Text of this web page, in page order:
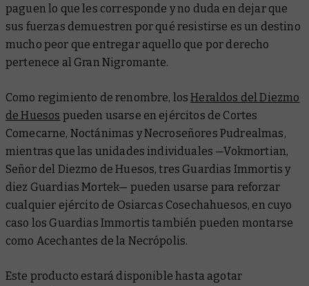
paguen lo que les corresponde y no duda en dejar que
sus fuerzas demuestren por qué resistirse es un destino
mucho peor que entregar aquello que por derecho
pertenece al Gran Nigromante.
Como regimiento de renombre, losHeraldos del Diezmo
de Huesos pueden usarse en ejércitos de Cortes
Comecarne, Noctánimas y Necroseñores Pudrealmas,
mientras que las unidades individuales —Vokmortian,
Señor del Diezmo de Huesos, tres Guardias Immortis y
diez Guardias Mortek— pueden usarse para reforzar
cualquier ejército de Osiarcas Cosechahuesos, en cuyo
caso los Guardias Immortis también pueden montarse
como Acechantes de la Necrópolis.
Este producto estará disponible hasta agotar